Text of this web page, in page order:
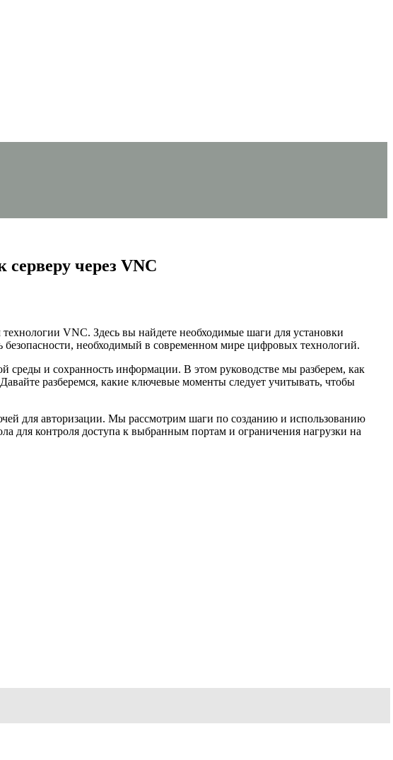
через VNC
VNC. Здесь вы найдете необходимые шаги для установки
необходимый в современном мире цифровых технологий.
среды и сохранность информации. В этом руководстве мы разберем, как
разберемся, какие ключевые моменты следует учитывать, чтобы
для авторизации. Мы рассмотрим шаги по созданию и использованию
для контроля доступа к выбранным портам и ограничения нагрузки на